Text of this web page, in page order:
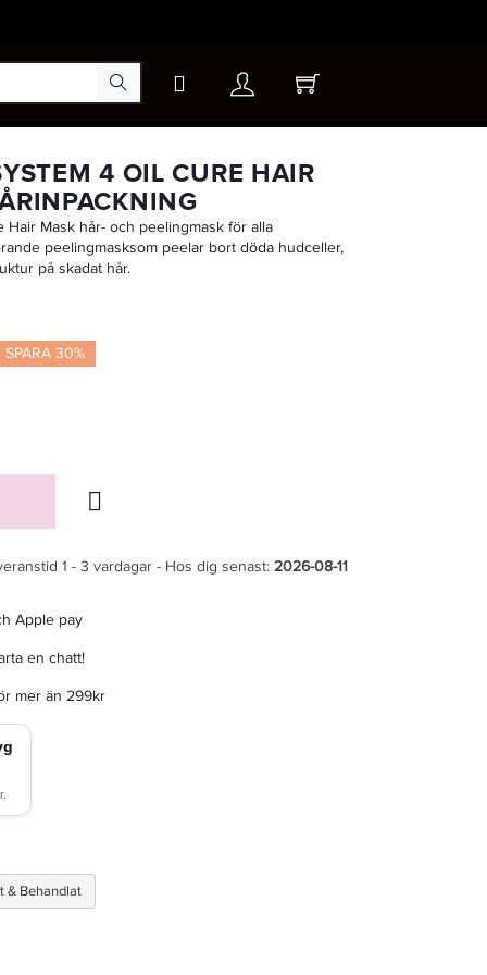
4 OIL CURE HAIR
Hair Mask hår- och peelingmask för alla
peelingmasksom peelar bort döda hudceller,
på skadat hår.
SPARA 30%
1 - 3 vardagar - Hos dig senast: 2026-08-11
Apple pay
en chatt!
mer än 299kr
& Behandlat